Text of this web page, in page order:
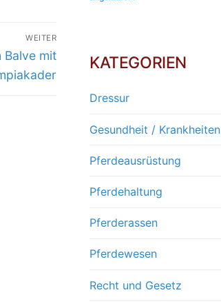
WEITER
Balve mit
KATEGORIEN
Dressur
Gesundheit / Krankheiten
Pferdeausrüstung
Pferdehaltung
Pferderassen
Pferdewesen
Recht und Gesetz